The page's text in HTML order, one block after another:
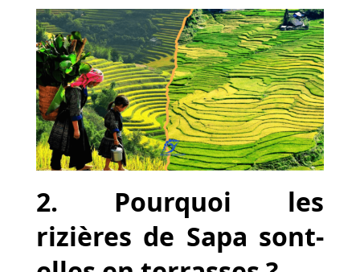
2. Pourquoi les
rizières de Sapa sont-